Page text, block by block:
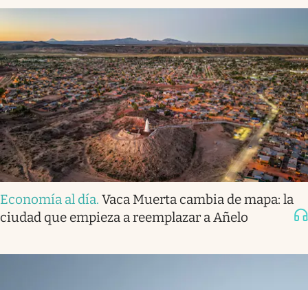
Economía al día. Vaca Muerta cambia de mapa: la
ciudad que empieza a reemplazar a Añelo